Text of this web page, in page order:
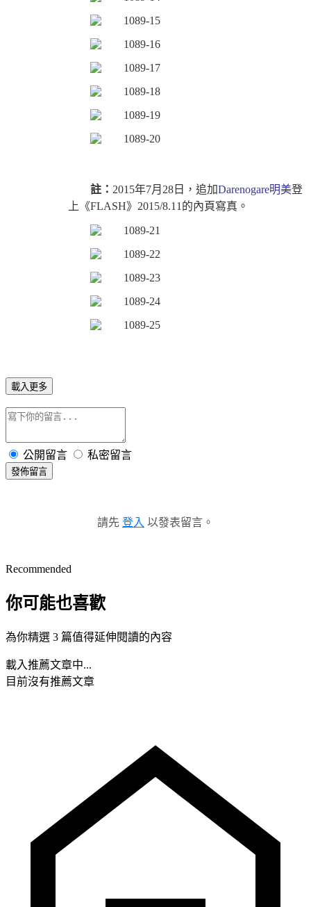
註： 2015年7月28日，追加Darenogare明美登
上《FLASH》2015/8.11的內頁寫真。
載入更多
公開留言 私密留言
發佈留言
請先 登入 以發表留言。
Recommended
你可能也喜歡
為你精選 3 篇值得延伸閱讀的內容
載入推薦文章中...
目前沒有推薦文章